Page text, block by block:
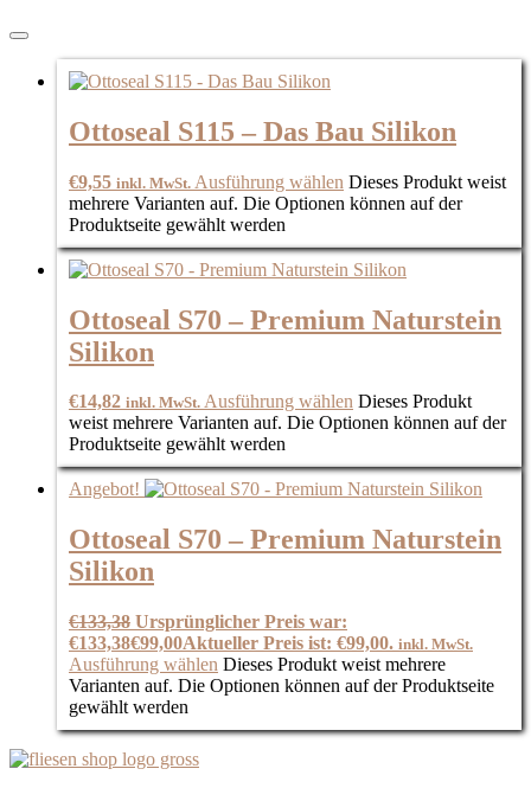
Ottoseal S115 – Das Bau Silikon
€9,55 inkl. MwSt. Ausführung wählen Dieses Produkt weist
mehrere Varianten auf. Die Optionen können auf der
Produktseite gewählt werden
Ottoseal S70 – Premium Naturstein
Silikon
€14,82 inkl. MwSt. Ausführung wählen Dieses Produkt
weist mehrere Varianten auf. Die Optionen können auf der
Produktseite gewählt werden
Angebot!
Ottoseal S70 – Premium Naturstein
Silikon
€133,38 Ursprünglicher Preis war:
€133,38€99,00Aktueller Preis ist: €99,00. inkl. MwSt.
Ausführung wählen Dieses Produkt weist mehrere
Varianten auf. Die Optionen können auf der Produktseite
gewählt werden